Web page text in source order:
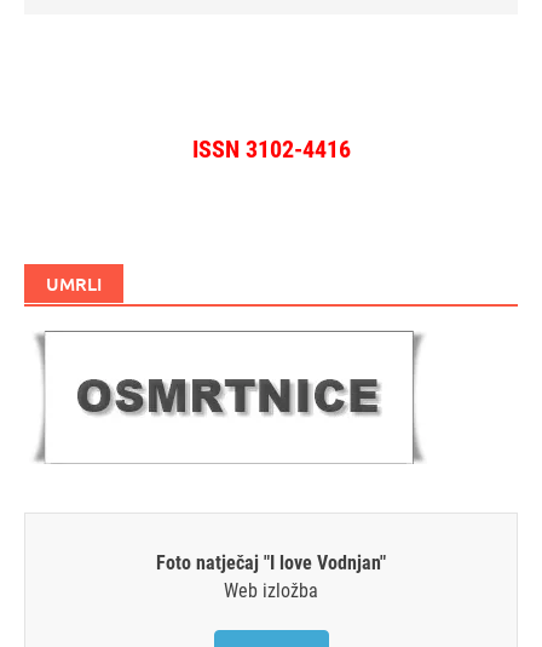
ISSN 3102-4416
UMRLI
Foto natječaj "I love Vodnjan"
Web izložba